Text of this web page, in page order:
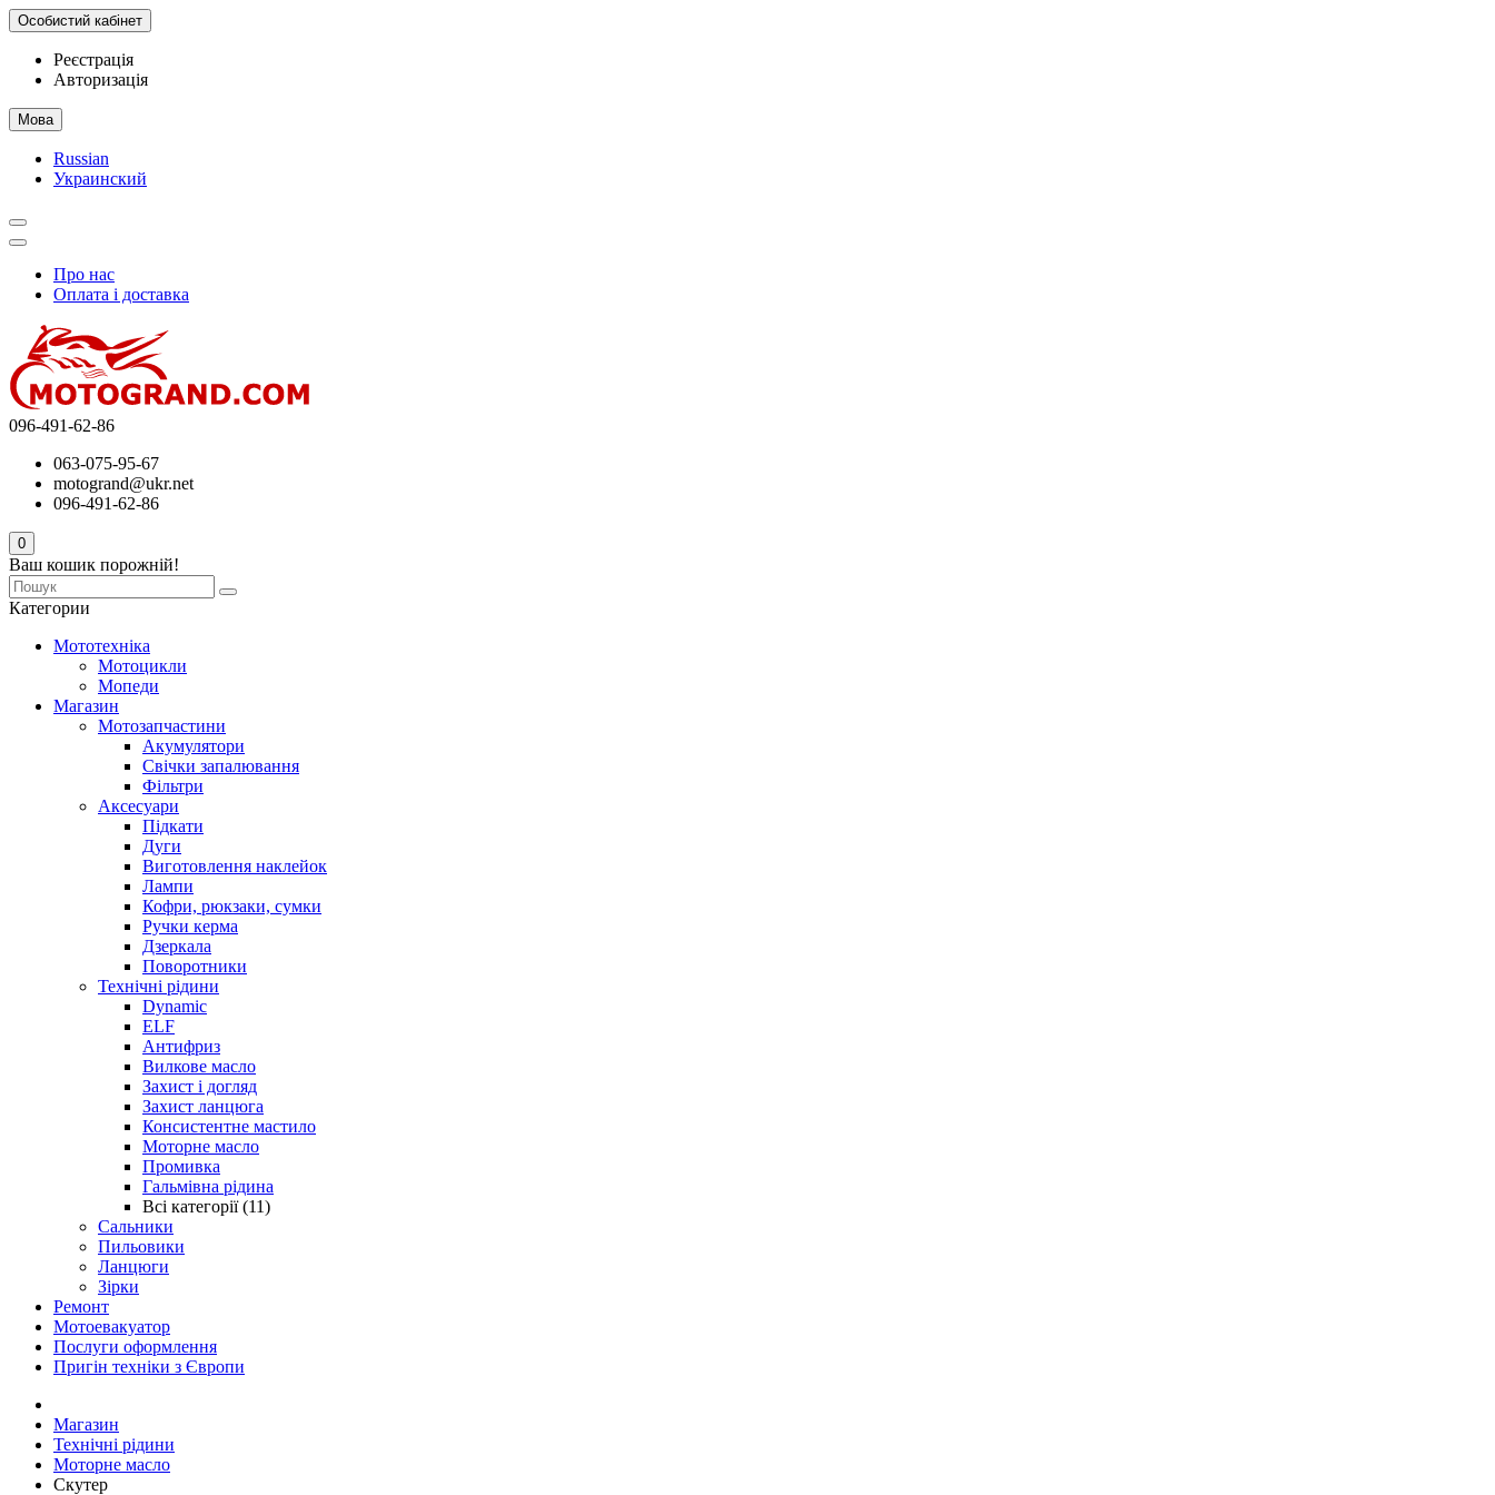
Особистий кабінет
Реєстрація
Авторизація
Мова
Russian
Украинский
Про нас
Оплата і доставка
096-491-62-86
063-075-95-67
motogrand@ukr.net
096-491-62-86
0
Ваш кошик порожній!
Категории
Мототехніка
Мотоцикли
Мопеди
Магазин
Мотозапчастини
Акумулятори
Свічки запалювання
Фільтри
Аксесуари
Підкати
Дуги
Виготовлення наклейок
Лампи
Кофри, рюкзаки, сумки
Ручки керма
Дзеркала
Поворотники
Технічні рідини
Dynamic
ELF
Антифриз
Вилкове масло
Захист і догляд
Захист ланцюга
Консистентне мастило
Моторне масло
Промивка
Гальмівна рідина
Всі категорії (11)
Сальники
Пильовики
Ланцюги
Зірки
Ремонт
Мотоевакуатор
Послуги оформлення
Пригін техніки з Європи
Магазин
Технічні рідини
Моторне масло
Скутер